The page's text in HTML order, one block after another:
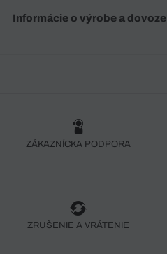
Informácie o výrobe a dovoze
ZÁKAZNÍCKA PODPORA
ZRUŠENIE A VRÁTENIE